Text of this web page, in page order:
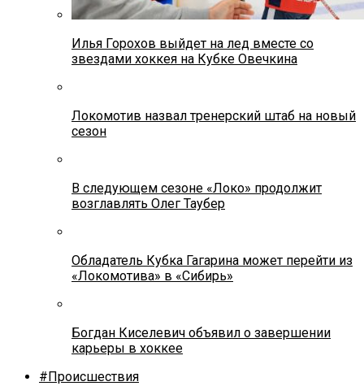
Илья Горохов выйдет на лед вместе со
звездами хоккея на Кубке Овечкина
Локомотив назвал тренерский штаб на новый
сезон
В следующем сезоне «Локо» продолжит
возглавлять Олег Таубер
Обладатель Кубка Гагарина может перейти из
«Локомотива» в «Сибирь»
Богдан Киселевич объявил о завершении
карьеры в хоккее
#Происшествия